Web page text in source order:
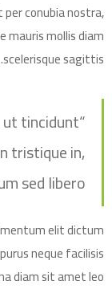
conubia nostra,
mauris mollis diam
scelerisque sagittis.
ut tincidunt
tristique in,
sed libero.”
elit dictum
neque facilisis
diam sit amet leo.